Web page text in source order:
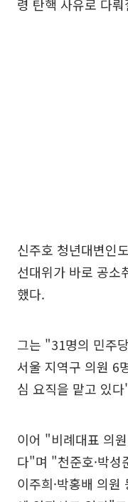
령 탄핵 사유로 다
신주호 청년대변인
선대위가 바로 공소
했다.
그는 "31명의 민주
서울 지역구 의원 6
심 요직을 맡고 있
이어 "비례대표 의
다"며 "천준호·박성
이주희·박홍배 의